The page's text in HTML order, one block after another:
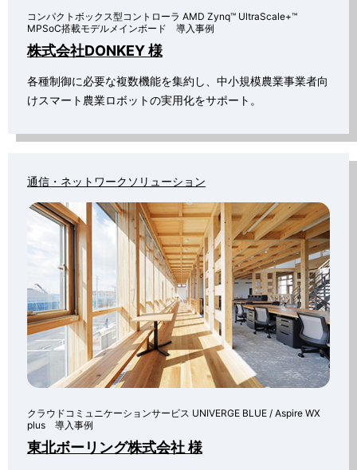
コンパクトボックス型コントローラ AMD Zynq™ UltraScale+™
MPSoC搭載モデルメインボード 導入事例
株式会社DONKEY 様
各種制御に必要な複数機能を集約し、中小規模農業事業者向
けスマート農業ロボットの実用化をサポート。
通信・ネットワークソリューション
クラウドコミュニケーションサービス UNIVERGE BLUE / Aspire WX
plus 導入事例
東北ボーリング株式会社 様